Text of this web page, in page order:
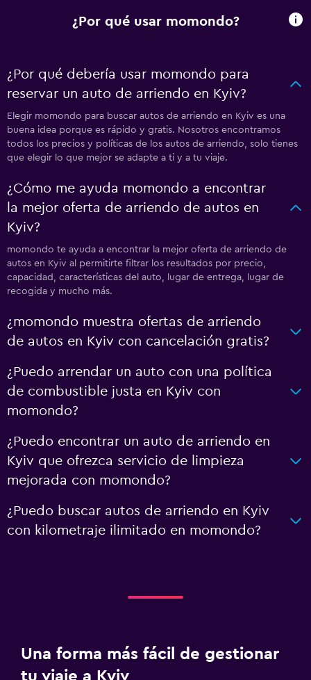
¿Por qué usar momondo?
¿Por qué debería usar momondo para
reservar un auto de arriendo en Kyiv?
Elegir momondo para buscar autos de arriendo en Kyiv es una
buena idea porque es rápido y gratis. Nosotros encontramos
todos los precios y políticas de los autos de arriendo, solo tienes
que elegir lo que mejor se adapte a ti y a tu viaje.
¿Cómo me ayuda momondo a encontrar
la mejor oferta de arriendo de autos en
Kyiv?
momondo te ayuda a encontrar la mejor oferta de arriendo de
autos en Kyiv al permitirte filtrar los resultados por precio,
capacidad, características del auto, lugar de entrega, lugar de
recogida y mucho más.
¿momondo muestra ofertas de arriendo
de autos en Kyiv con cancelación gratis?
¿Puedo arrendar un auto con una política
de combustible justa en Kyiv con
momondo?
¿Puedo encontrar un auto de arriendo en
Kyiv que ofrezca servicio de limpieza
mejorada con momondo?
¿Puedo buscar autos de arriendo en Kyiv
con kilometraje ilimitado en momondo?
Una forma más fácil de gestionar
tu viaje a Kyiv